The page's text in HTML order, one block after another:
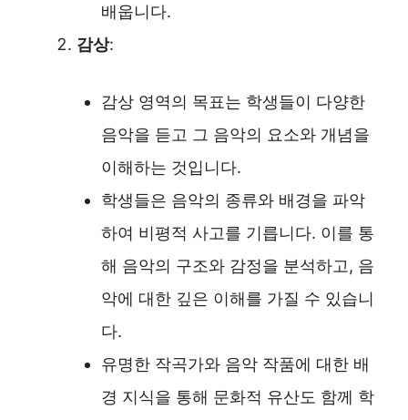
배웁니다.
감상:
감상 영역의 목표는 학생들이 다양한
음악을 듣고 그 음악의 요소와 개념을
이해하는 것입니다.
학생들은 음악의 종류와 배경을 파악
하여 비평적 사고를 기릅니다. 이를 통
해 음악의 구조와 감정을 분석하고, 음
악에 대한 깊은 이해를 가질 수 있습니
다.
유명한 작곡가와 음악 작품에 대한 배
경 지식을 통해 문화적 유산도 함께 학